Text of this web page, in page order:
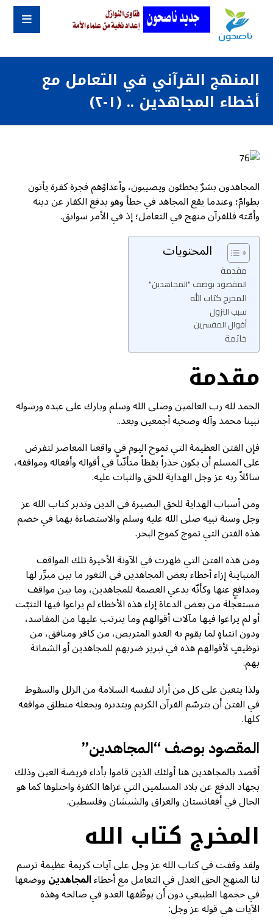
المنهج القرآني في التعامل مع
أخطاء المجاهدين .. (١-٢)
المجاهدون بشرٌ يخطئون ويصيبون، وأعداؤهم فجرة كفرة يأتون
بطوامّ؛ وعندما يقع المجاهد في خطأ وهو يدفع الكفار عن دينه
وأمّته فللقرآن منهج في التعامل؛ إذ في الأمر سوابق.
المحتويات
مقدمة
المقصود بوصف "المجاهدين"
المخرج كتاب الله
سبب النزول
أقوال المفسرين
خاتمة
مقدمة
الحمد لله رب العالمين وصلى الله وسلم وبارك على عبده ورسوله
نبينا محمد وآله وصحبه أجمعين وبعد..
فإن الفتن العظيمة التي تموج اليوم في واقعنا المعاصر لتفرض
على المسلم أن يكون حذراً يقظاً متأنّياً في أقواله وأفعاله ومواقفه،
سائلاً ربه عز وجل الهداية للحق والثبات عليه.
ومن أسباب الهداية للحق البصيرة في الدين وتدبر كتاب الله عز
وجل وسنة نبيه صلى الله عليه وسلم والاستضاءة بهما في خضم
هذه الفتن التي تموج كموج البحر.
ومن هذه الفتن التي ظهرت في الآونة الأخيرة تلك المواقف
المتباينة إزاء أخطاء بعض المجاهدين في الثغور ما بين مبرِّر لها
ومدافعٍ عنها وكأنّه يدعي العصمة للمجاهدين، وما بين مواقف
مستعجلة من بعض الدعاة إزاء هذه الأخطاء لم يراعوا فيها التثبّت
أو لم يراعوا فيها مآلات أقوالهم وما يترتب عليها من المفاسد،
ودون انتباهٍ لما يقوم به العدو المتربص، من كافر ومنافق، من
توظيفٍ لأقوالهم هذه في تبرير ضربهم للمجاهدين أو الشماتة
بهم.
ولذا يتعين على كل من أراد لنفسه السلامة من الزلل والسقوط
في الفتن أن يترسّم القرآن الكريم ويتدبره ويجعله منطلق مواقفه
كلها.
المقصود بوصف “المجاهدين”
أقصد بالمجاهدين هنا أولئك الذين قاموا بأداء فريضة العين وذلك
بجهاد الدفع عن بلاد المسلمين التي غزاها الكفرة واحتلوها كما هو
الحال في أفغانستان والعراق والشيشان وفلسطين.
المخرج كتاب الله
ولقد وقفت في كتاب الله عز وجل على آيات كريمة عظيمة ترسم
لنا المنهج الحق العدل في التعامل مع أخطاءالمجاهدينووضعها
في حجمها الطبيعي دون أن يوظّفها العدو في صالحه وهذه
الآيات هي قوله عز وجل: